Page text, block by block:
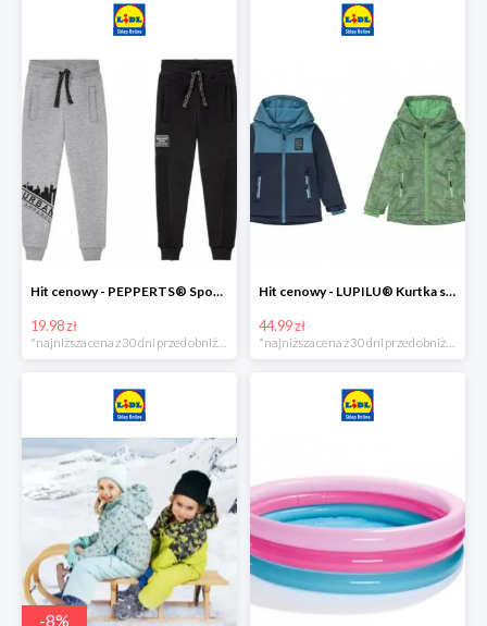
Hit cenowy - PEPPERTS® Spodnie dresowe chłopięce, 1 para
19.98 zł
Hit cenowy - LUPILU® Kurtka softshell chłopięca, 1 sztuka
44.99 zł
-8%